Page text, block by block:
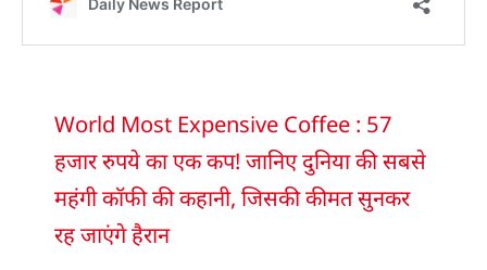
World Most Expensive Coffee : 57
हजार रुपये का एक कप! जानिए दुनिया की सबसे
महंगी कॉफी की कहानी, जिसकी कीमत सुनकर
रह जाएंगे हैरान